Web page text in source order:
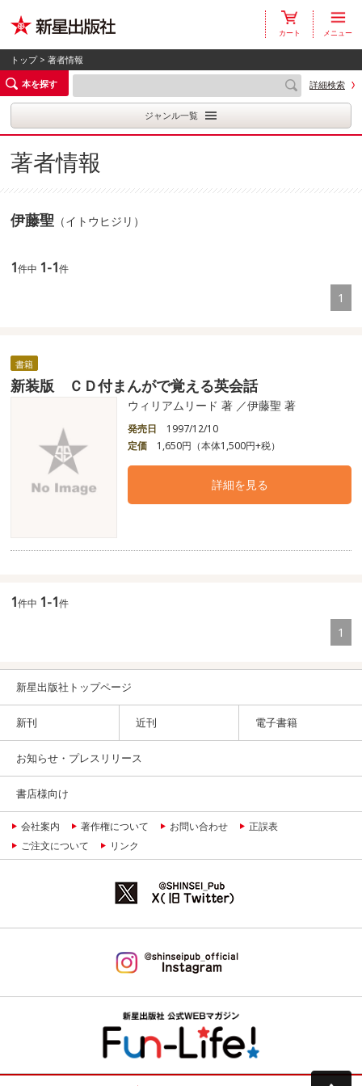
カート メニュー
トップ> 著者情報
本を探す
詳細検索
ジャンル一覧
著者情報
伊藤聖 （イトウヒジリ）
1件中 1-1件
1
書籍
新装版 ＣＤ付まんがで覚える英会話
ウィリアムリード 著 ／伊藤聖 著
発売日
1997/12/10
定価
1,650円（本体1,500円+税）
詳細を見る
1件中 1-1件
1
新星出版社トップページ
新刊 近刊 電子書籍
お知らせ・プレスリリース
書店様向け
会社案内 著作権について お問い合わせ
正誤表
ご注文について
リンク